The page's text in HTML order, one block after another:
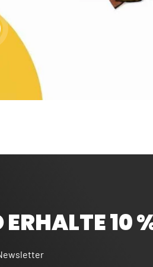
anzeigen - Bandmaß 5 m -
10